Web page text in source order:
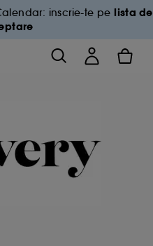
inscrie-te pe lista de